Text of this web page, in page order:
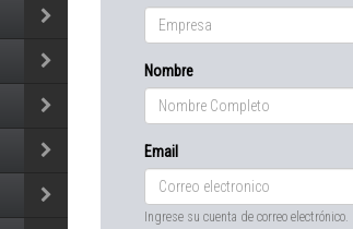
Nombre
Email
Ingrese su cuenta de correo electrónico.